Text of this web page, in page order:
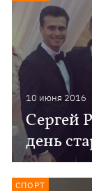
10 июня 2016
Сергей
день
СПОРТ